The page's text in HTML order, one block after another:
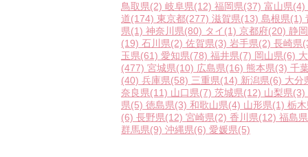
鳥取県(2) 岐阜県(12) 福岡県(37) 富山県(4)
道(174) 東京都(277) 滋賀県(13) 島根県(1)
県(1) 神奈川県(80) タイ(1) 京都府(20) 静
(19) 石川県(2) 佐賀県(3) 岩手県(2) 長崎県
玉県(61) 愛知県(78) 福井県(7) 岡山県(6)
(477) 宮城県(10) 広島県(16) 熊本県(3) 千
(40) 兵庫県(58) 三重県(14) 新潟県(6) 大分
奈良県(11) 山口県(7) 茨城県(12) 山梨県(3)
県(5) 徳島県(3) 和歌山県(4) 山形県(1) 栃
(6) 長野県(12) 宮崎県(2) 香川県(12) 福島県
群馬県(9) 沖縄県(6) 愛媛県(5)